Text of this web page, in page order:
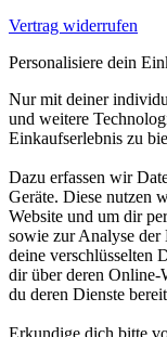
Vertrag widerrufen
Personalisiere dein
Nur mit deiner
und weitere
Einkaufserlebnis zu
Dazu erfassen wir
Geräte. Diese nutzen
Website und um dir
sowie zur Analyse
deine verschlüsselten
dir über deren Online-
du deren Dienste